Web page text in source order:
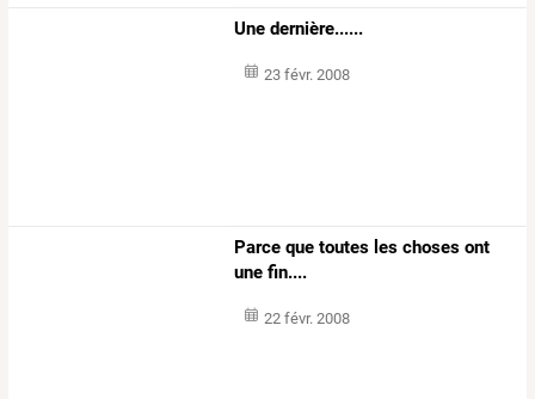
Une dernière......
23 févr. 2008
Parce que toutes les choses ont
une fin....
22 févr. 2008